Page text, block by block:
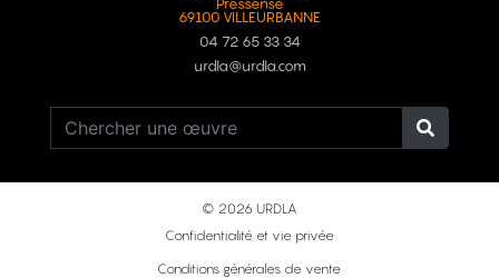
Pressensé
69100 VILLEURBANNE
04 72 65 33 34
urdla@urdla.com
© 2026 URDLA
Confidentialité et vie privée
Conditions générales de vente